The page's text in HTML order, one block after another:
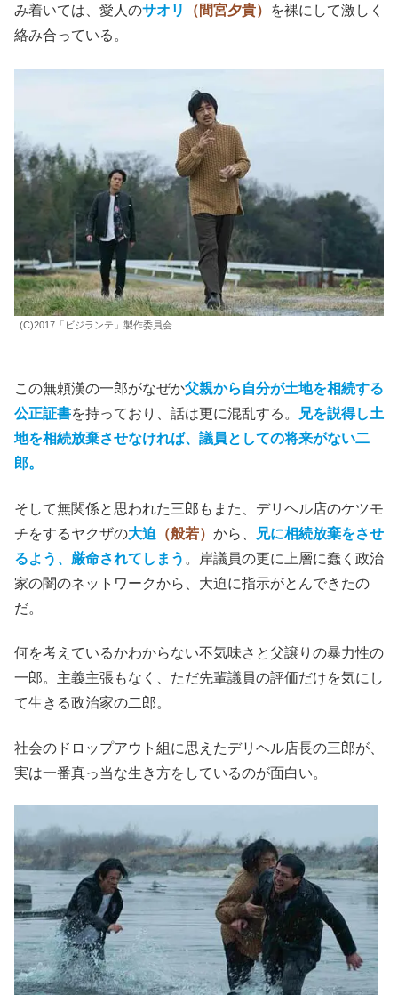
み着いては、愛人のサオリ （間宮夕貴）
を裸にして激しく
絡み合っている。
(C)2017「ビジランテ」製作委員会
この無頼漢の一郎がなぜか父親から自分が土地を相続する
公正証書を持っており、話は更に混乱する。
兄を説得し土
地を相続放棄させなければ、議員としての将来がない二
郎。
そして無関係と思われた三郎もまた、デリヘル店のケツモ
チをするヤクザの大迫 （般若） から、
兄に相続放棄をさせ
るよう、厳命されてしまう 。岸議員の更に上層に蠢く政治
家の闇のネットワークから、大迫に指示がとんできたの
だ。
何を考えているかわからない不気味さと父譲りの暴力性の
一郎。主義主張もなく、ただ先輩議員の評価だけを気にし
て生きる政治家の二郎。
社会のドロップアウト組に思えたデリヘル店長の三郎が、
実は一番真っ当な生き方をしているのが面白い。